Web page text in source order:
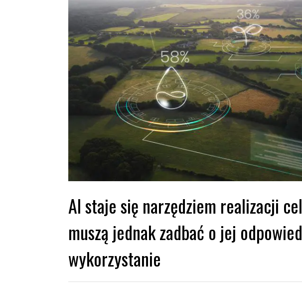
AI staje się narzędziem realizacji
muszą jednak zadbać o jej
wykorzystanie